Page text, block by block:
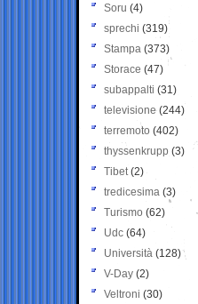
Soru (4)
sprechi (319)
Stampa (373)
Storace (47)
subappalti (31)
televisione(244)
terremoto (402)
thyssenkrupp (3)
Tibet(2)
tredicesima (3)
Turismo (62)
Udc (64)
Università (128)
V-Day (2)
Veltroni (30)